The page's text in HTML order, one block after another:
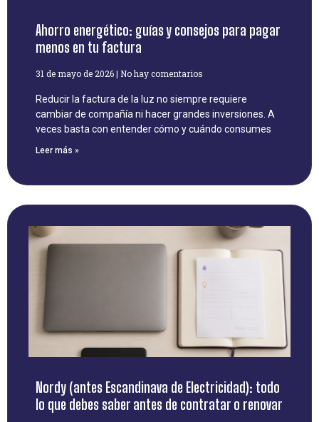
Ahorro energético: guías y consejos para pagar
menos en tu factura
31 de mayo de 2026 No hay comentarios
Reducir la factura de la luz no siempre requiere
cambiar de compañía ni hacer grandes inversiones. A
veces basta con entender cómo y cuándo consumes
Leer más »
Nordy (antes Escandinava de Electricidad): todo
lo que debes saber antes de contratar o renovar